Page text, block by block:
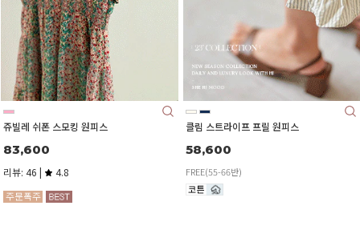
쥬빌레 쉬폰 스모킹 원피스
83,600
리뷰: 46 | 4.8
클림 스트라이프 프릴 원피스
58,600
FREE(55-66반)